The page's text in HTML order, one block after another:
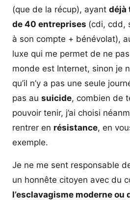
(que de la récup), ayant déjà
de 40 entreprises (cdi, cdd,
à son compte + bénévolat),
luxe qui me permet de ne
monde est Internet, sinon je
qu’il n’y a pas une seule
pas au suicide, combien de
pouvoir tenir, j’ai choisi
rentrer en résistance, en
exemple.
Je ne me sent responsable
un honnête citoyen avec du
l’esclavagisme moderne ou